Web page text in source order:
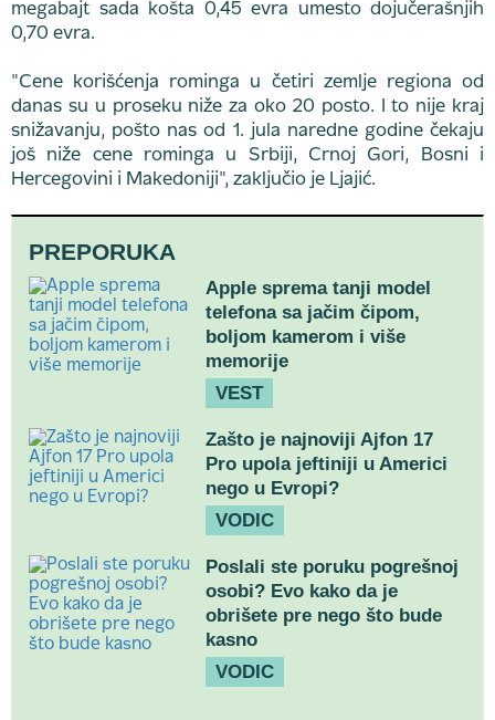
megabajt sada košta 0,45 evra umesto dojučerašnjih
0,70 evra.
"Cene korišćenja rominga u četiri zemlje regiona od
danas su u proseku niže za oko 20 posto. I to nije kraj
snižavanju, pošto nas od 1. jula naredne godine čekaju
još niže cene rominga u Srbiji, Crnoj Gori, Bosni i
Hercegovini i Makedoniji", zaključio je Ljajić.
PREPORUKA
Apple sprema tanji model
telefona sa jačim čipom,
boljom kamerom i više
memorije
VEST
Zašto je najnoviji Ajfon 17
Pro upola jeftiniji u Americi
nego u Evropi?
VODIC
Poslali ste poruku pogrešnoj
osobi? Evo kako da je
obrišete pre nego što bude
kasno
VODIC